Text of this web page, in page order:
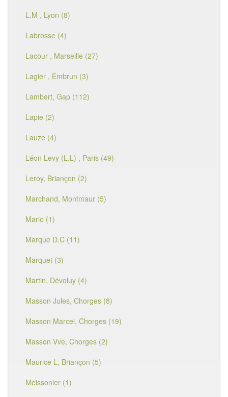
L.M , Lyon (8)
Labrosse (4)
Lacour , Marseille (27)
Lagier , Embrun (3)
Lambert, Gap (112)
Lapie (2)
Lauze (4)
Léon Levy (L.L) , Paris (49)
Leroy, Briançon (2)
Marchand, Montmaur (5)
Mario (1)
Marque D.C (11)
Marquet (3)
Martin, Dévoluy (4)
Masson Jules, Chorges (8)
Masson Marcel, Chorges (19)
Masson Vve, Chorges (2)
Maurice L, Briançon (5)
Meissonier (1)